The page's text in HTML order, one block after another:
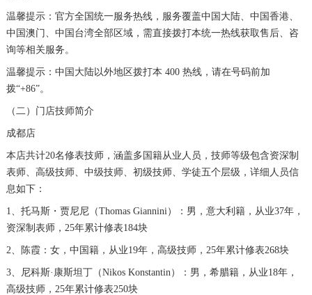
黑龙江省七台河市桃山区大同街浪琴售后服务中心（需提前预约）
吉林省白山市浑江区浑江大街浪琴售后服务中心（需提前预约）
吉林省吉林市船营区河南街浪琴售后服务中心（需提前预约）
吉林省梅河口市新华街道梅河大街浪琴售后服务中心（需提前预约）
吉林省通化市东昌区环通乡江南大街浪琴售后服务中心（需提前预约）
温馨提示：官方全国统一服务热线，服务覆盖中国大陆、中国香港、
中国澳门、中国台湾全部区域，需直接拨打本统一热线获取售后、咨
询等相关服务。
温馨提示：中国大陆以外地区拨打本 400 热线，请在号码前加
拨“+86”。
（二）门店技师简介
成都店
本店共计20名修表技师，涵盖多国籍从业人员，技师等级包含资深制
表师、高级技师、中级技师、初级技师、学徒五个层级，详细人员信
息如下：
1、托马斯・贾尼尼（Thomas Giannini）：男，意大利籍，从业37年，
资深制表师，25年累计修表184块
2、陈霞：女，中国籍，从业19年，高级技师，25年累计修表268块
3、尼科斯·康斯坦丁（Nikos Konstantin）：男，希腊籍，从业18年，
高级技师，25年累计修表250块